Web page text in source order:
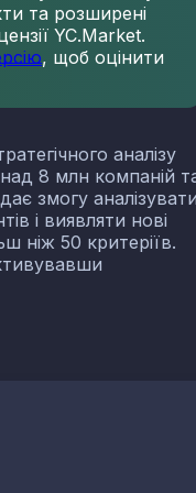
та розширені
YC.Market.
, щоб оцінити
аналізу
8 млн компаній
змогу
і виявляти нові
ніж 50 критеріїв.
скла
інших скляних
і плит
та інших
і декоративних
технічних
та
виробів
сумішей